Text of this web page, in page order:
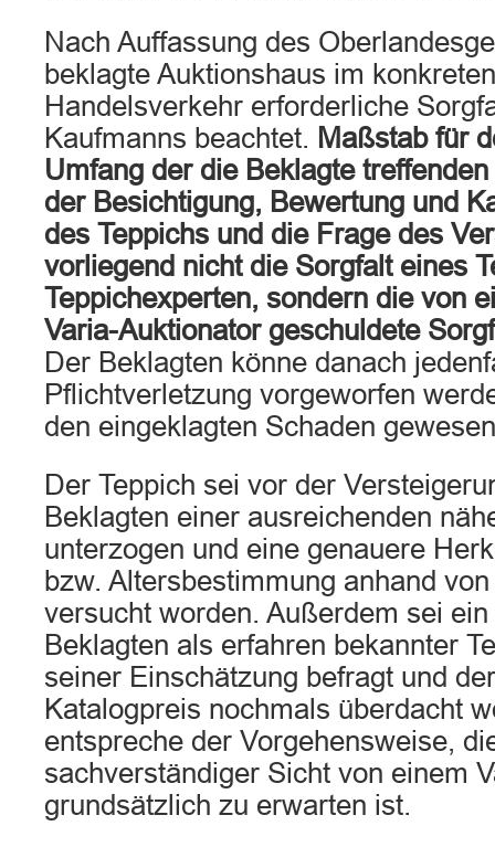
Nach Auffassung des
beklagte Auktionshaus im
Handelsverkehr erforderliche
Kaufmanns beachtet. Maßstab für
Umfang der die Beklagte
der Besichtigung, Bewertung und
des Teppichs und die Frage des
vorliegend nicht die Sorgfalt eines
Teppichexperten, sondern die von
Varia-Auktionator geschuldete
Der Beklagten könne danach
Pflichtverletzung vorgeworfen
den eingeklagten Schaden
Der Teppich sei vor der
Beklagten einer ausreichenden
unterzogen und eine genauere
bzw. Altersbestimmung anhand
versucht worden. Außerdem sei
Beklagten als erfahren bekannter
seiner Einschätzung befragt und
Katalogpreis nochmals überdacht
entspreche der Vorgehensweise,
sachverständiger Sicht von einem
grundsätzlich zu erwarten ist.